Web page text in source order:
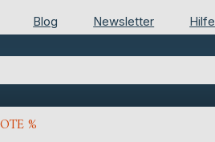
Blog Newsletter Hilfe
%